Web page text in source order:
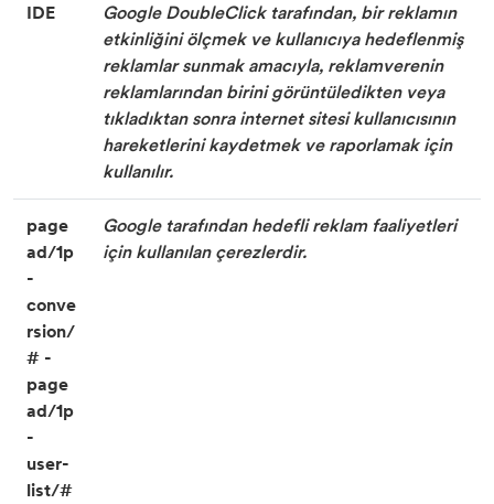
IDE
Google DoubleClick tarafından, bir reklamın
etkinliğini ölçmek ve kullanıcıya hedeflenmiş
reklamlar sunmak amacıyla, reklamverenin
reklamlarından birini görüntüledikten veya
tıkladıktan sonra internet sitesi kullanıcısının
hareketlerini kaydetmek ve raporlamak için
kullanılır.
page
ad/1p
-
conve
rsion/
# -
page
ad/1p
-
user-
list/#
Google tarafından hedefli reklam faaliyetleri
için kullanılan çerezlerdir.